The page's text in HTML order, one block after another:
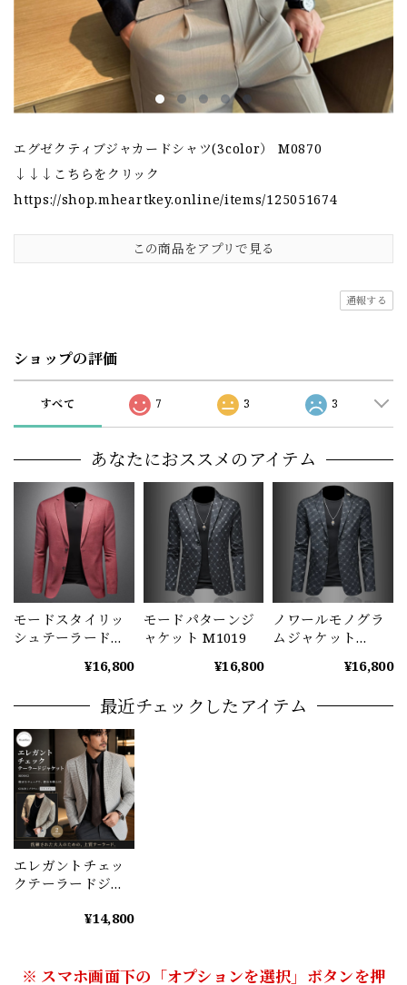
エグゼクティブジャカードシャツ(3color） M0870
↓↓↓こちらをクリック
https://shop.mheartkey.online/items/125051674
この商品をアプリで見る
通報する
ショップの評価
すべて 7 3 3
あなたにおススメのアイテム
モードスタイリッ
シュテーラードジ
（2color） M0974
¥16,800
モードパターンジ
ャケット M1019
¥16,800
ノワールモノグラ
ムジャケット
¥16,800
最近チェックしたアイテム
エレガントチェッ
クテーラードジャ
¥14,800
※ スマホ画面下の「オプションを選択」ボタンを押